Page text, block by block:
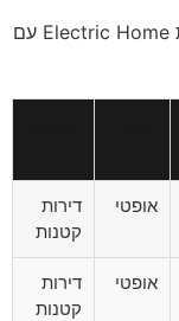
הטבלה מסכמת את הדגמים הזמינים בחנות Electric Home עם
אופטי
דירות
קטנות
אופטי
דירות
קטנות